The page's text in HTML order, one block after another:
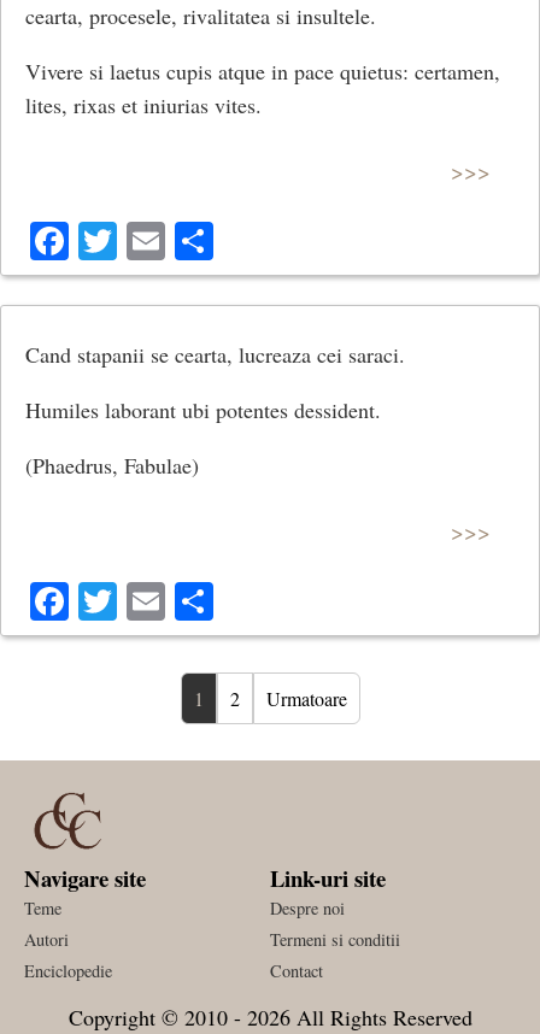
cearta, procesele, rivalitatea si insultele.
Vivere si laetus cupis atque in pace quietus: certamen,
lites, rixas et iniurias vites.
>>>
Facebook
Twitter
Email
Cand stapanii se cearta, lucreaza cei saraci.
Humiles laborant ubi potentes dessident.
(Phaedrus, Fabulae)
>>>
Facebook
Twitter
Email
1 2 Urmatoare
Navigare site
Teme
Autori
Enciclopedie
Link-uri site
Despre noi
Termeni si conditii
Contact
Copyright © 2010 - 2026 All Rights Reserved